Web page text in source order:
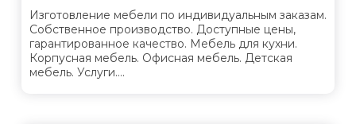
Изготовление мебели по индивидуальным заказам.
Собственное производство. Доступные цены,
гарантированное качество. Мебель для кухни.
Корпусная мебель. Офисная мебель. Детская
мебель. Услуги....